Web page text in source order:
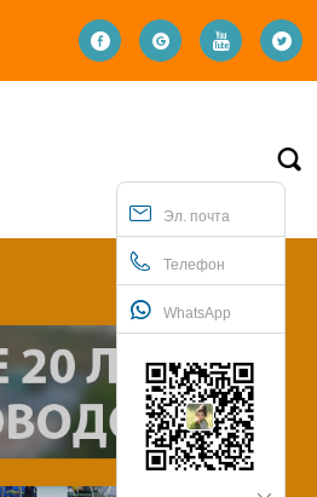
   

Эл. почта
Телефон
WhatsApp